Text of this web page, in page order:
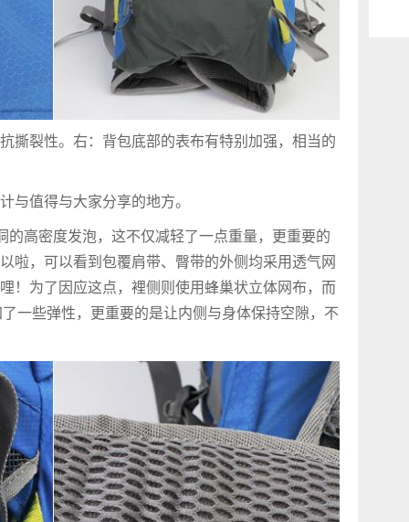
撕裂性。右：背包底部的表布有特别加强，相当的
与值得与大家分享的地方。
的高密度发泡，这不仅减轻了一点重量，更重要的
啦，可以看到包覆肩带、臀带的外侧均采用透气网
！为了因应这点，裡侧则使用蜂巢状立体网布，而
一些弹性，更重要的是让内侧与身体保持空隙，不